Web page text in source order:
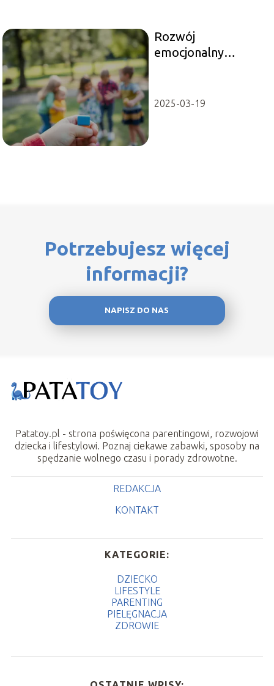
Rozwój
emocjonalny
uczucia i relacje
2025-03-19
Potrzebujesz więcej
informacji?
NAPISZ DO NAS
Patatoy.pl - strona poświęcona parentingowi, rozwojowi
dziecka i lifestylowi. Poznaj ciekawe zabawki, sposoby na
spędzanie wolnego czasu i porady zdrowotne.
REDAKCJA
KONTAKT
KATEGORIE:
DZIECKO
LIFESTYLE
PARENTING
PIELĘGNACJA
ZDROWIE